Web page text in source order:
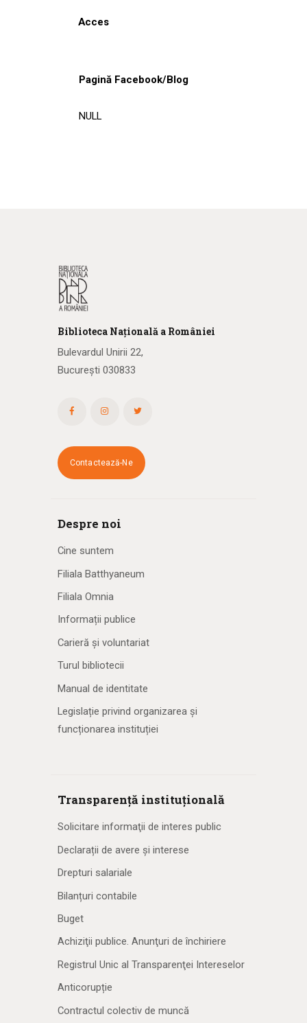
Acces
Pagină Facebook/Blog
NULL
Biblioteca Națională a României
Bulevardul Unirii 22,
București 030833
Contactează-Ne
Despre noi
Cine suntem
Filiala Batthyaneum
Filiala Omnia
Informații publice
Carieră și voluntariat
Turul bibliotecii
Manual de identitate
Legislație privind organizarea și
funcționarea instituției
Transparență instituțională
Solicitare informaţii de interes public
Declarații de avere și interese
Drepturi salariale
Bilanțuri contabile
Buget
Achiziţii publice. Anunţuri de închiriere
Registrul Unic al Transparenţei Intereselor
Anticorupție
Contractul colectiv de muncă